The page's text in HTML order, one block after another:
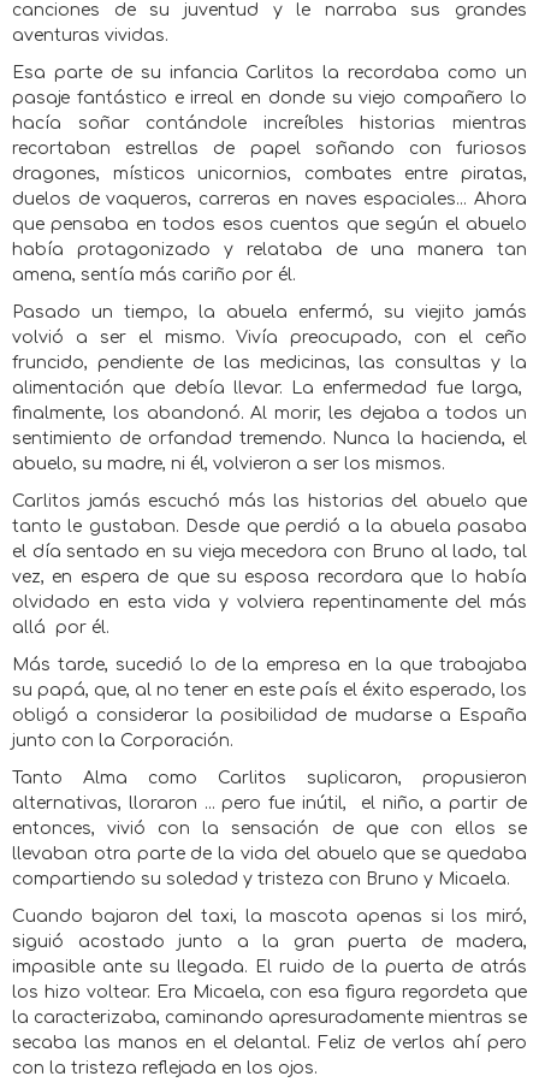
canciones de su juventud y le narraba sus grandes
aventuras vividas.
Esa parte de su infancia Carlitos la recordaba como un
pasaje fantástico e irreal en donde su viejo compañero lo
hacía soñar contándole increíbles historias mientras
recortaban estrellas de papel soñando con furiosos
dragones, místicos unicornios, combates entre piratas,
duelos de vaqueros, carreras en naves espaciales... Ahora
que pensaba en todos esos cuentos que según el abuelo
había protagonizado y relataba de una manera tan
amena, sentía más cariño por él.
Pasado un tiempo, la abuela enfermó, su viejito jamás
volvió a ser el mismo. Vivía preocupado, con el ceño
fruncido, pendiente de las medicinas, las consultas y la
alimentación que debía llevar. La enfermedad fue larga,
finalmente, los abandonó. Al morir, les dejaba a todos un
sentimiento de orfandad tremendo. Nunca la hacienda, el
abuelo, su madre, ni él, volvieron a ser los mismos.
Carlitos jamás escuchó más las historias del abuelo que
tanto le gustaban. Desde que perdió a la abuela pasaba
el día sentado en su vieja mecedora con Bruno al lado, tal
vez, en espera de que su esposa recordara que lo había
olvidado en esta vida y volviera repentinamente del más
allá
por él.
Más tarde, sucedió lo de la empresa en la que trabajaba
su papá, que, al no tener en este país el éxito esperado, los
obligó a considerar la posibilidad de mudarse a España
junto con la Corporación.
Tanto Alma como Carlitos suplicaron, propusieron
alternativas, lloraron ... pero fue inútil,
el niño, a partir de
entonces, vivió con la sensación de que con ellos se
llevaban otra parte de la vida del abuelo que se quedaba
compartiendo su soledad y tristeza con Bruno y Micaela.
Cuando bajaron del taxi, la mascota apenas si los miró,
siguió acostado junto a la gran puerta de madera,
impasible ante su llegada. El ruido de la puerta de atrás
los hizo voltear. Era Micaela, con esa figura regordeta que
la caracterizaba, caminando apresuradamente mientras se
secaba las manos en el delantal. Feliz de verlos ahí pero
con la tristeza reflejada en los ojos.